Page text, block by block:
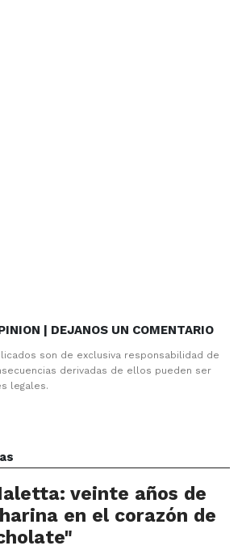
| DEJANOS UN COMENTARIO
son de exclusiva responsabilidad de
derivadas de ellos pueden ser
legales.
veinte años de
en el corazón de